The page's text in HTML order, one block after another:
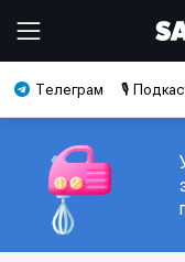
Телеграм 🎙️